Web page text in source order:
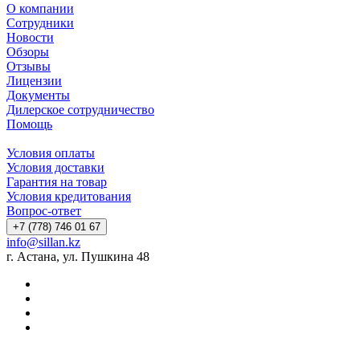
О компании
Сотрудники
Новости
Обзоры
Отзывы
Лицензии
Документы
Дилерское сотрудничество
Помощь
Условия оплаты
Условия доставки
Гарантия на товар
Условия кредитования
Вопрос-ответ
+7 (778) 746 01 67
info@sillan.kz
г. Астана, ул. Пушкина 48